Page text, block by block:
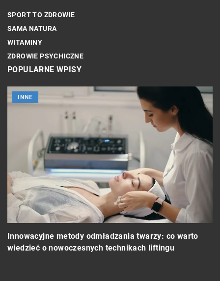
SPORT TO ZDROWIE
SAMA NATURA
WITAMINY
ZDROWIE PSYCHICZNE
POPULARNE WPISY
INNE
Innowacyjne metody odmładzania twarzy: co warto
wiedzieć o nowoczesnych technikach liftingu